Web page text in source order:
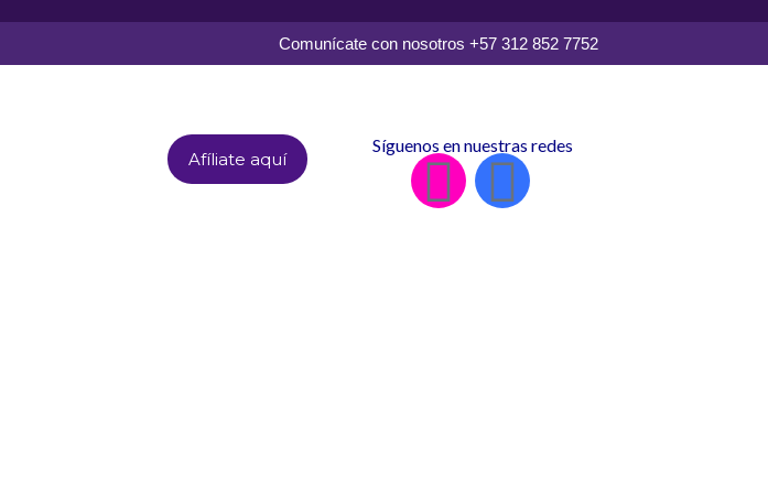
Comunícate con nosotros +57 312 852 7752
Afíliate aquí
Síguenos en nuestras redes
I
F